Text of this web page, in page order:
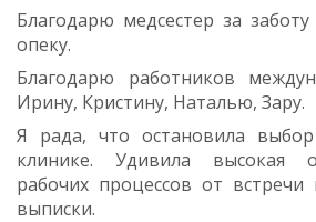
Благодарю медсестер за
опеку.
Благодарю работников
Ирину, Кристину, Наталью, Зару.
Я рада, что остановила
клинике. Удивила высокая
рабочих процессов от
выписки.